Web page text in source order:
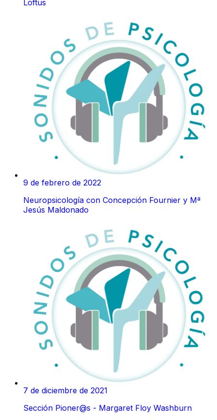
Loftus
9 de febrero de 2022
Neuropsicología con Concepción Fournier y Mª
Jesús Maldonado
7 de diciembre de 2021
Sección Pioner@s - Margaret Floy Washburn